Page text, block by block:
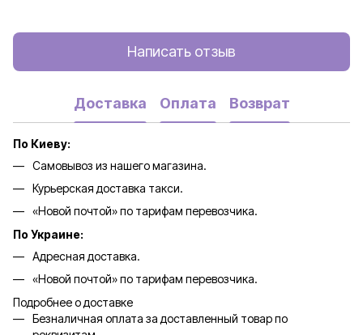
Написать отзыв
Доставка Оплата Возврат
По Киеву:
Самовывоз из нашего магазина.
Курьерская доставка такси.
«Новой почтой» по тарифам перевозчика.
По Украине:
Адресная доставка.
«Новой почтой» по тарифам перевозчика.
Подробнее о доставке
Безналичная оплата за доставленный товар по